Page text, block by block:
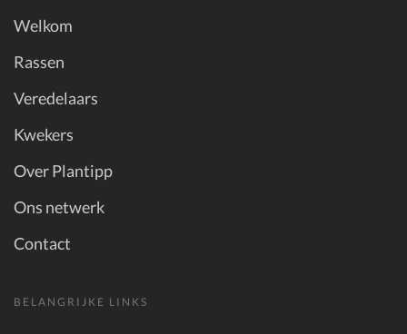
Welkom
Rassen
Veredelaars
Kwekers
Over Plantipp
Ons netwerk
Contact
BELANGRIJKE LINKS